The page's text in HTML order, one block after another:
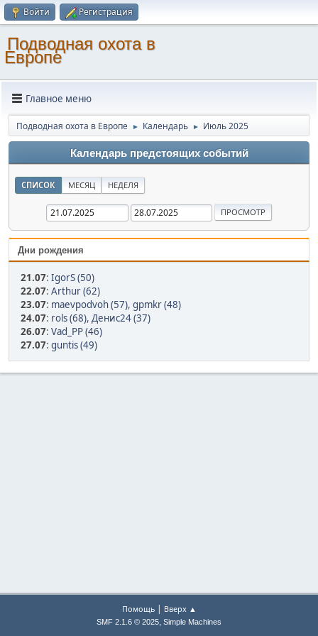
Войти Регистрация
Подводная охота в
Европе
Главное меню
Подводная охота в Европе ► Календарь ► Июль 2025
Календарь предстоящих событий
СПИСОК МЕСЯЦ НЕДЕЛЯ
Дни рождения
21.07: IgorS (50)
22.07: Arthur (62)
23.07: maevpodvoh (57), gpmkr (48)
24.07: rols (68), Денис24 (37)
26.07: Vad_PP (46)
27.07: guntis (49)
Помощь| Вверх ▲
SMF 2.1.6 © 2025, Simple Machines